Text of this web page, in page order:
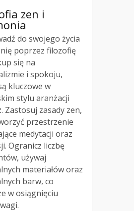
zen i
do swojego życia
poprzez filozofię
się na
i spokoju,
kluczowe w
stylu aranżacji
Zastosuj zasady zen,
przestrzenie
medytacji oraz
Ogranicz liczbę
używaj
materiałów oraz
barw, co
w osiągnięciu